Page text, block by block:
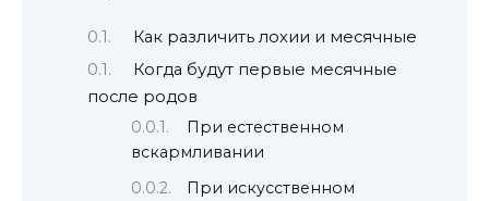
Как различить лохии и месячные
Когда будут первые месячные
после родов
При естественном
вскармливании
При искусственном